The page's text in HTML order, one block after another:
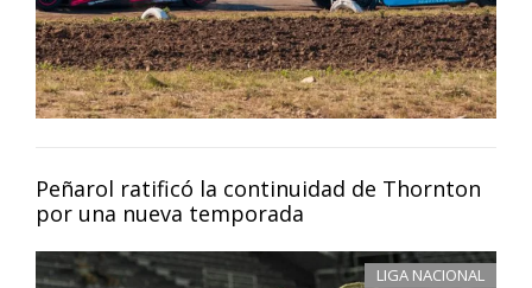
Peñarol ratificó la continuidad de Thornton
por una nueva temporada
LIGA NACIONAL